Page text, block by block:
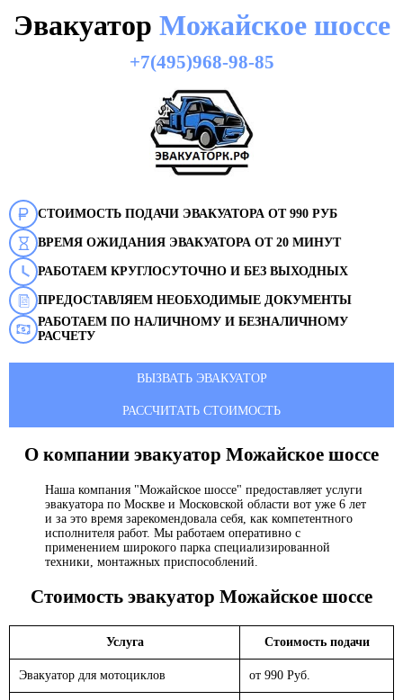
Эвакуатор Можайское шоссе
+7(495)968-98-85
СТОИМОСТЬ ПОДАЧИ ЭВАКУАТОРА ОТ 990 РУБ
ВРЕМЯ ОЖИДАНИЯ ЭВАКУАТОРА ОТ 20 МИНУТ
РАБОТАЕМ КРУГЛОСУТОЧНО И БЕЗ ВЫХОДНЫХ
ПРЕДОСТАВЛЯЕМ НЕОБХОДИМЫЕ ДОКУМЕНТЫ
РАБОТАЕМ ПО НАЛИЧНОМУ И БЕЗНАЛИЧНОМУ
РАСЧЕТУ
ВЫЗВАТЬ ЭВАКУАТОР
РАССЧИТАТЬ СТОИМОСТЬ
О компании эвакуатор Можайское шоссе
Наша компания "Можайское шоссе" предоставляет услуги
эвакуатора по Москве и Московской области вот уже 6 лет
и за это время зарекомендовала себя, как компетентного
исполнителя работ. Мы работаем оперативно с
применением широкого парка специализированной
техники, монтажных приспособлений.
Стоимость эвакуатор Можайское шоссе
Услуга Стоимость подачи
Эвакуатор для мотоциклов от 990 Руб.